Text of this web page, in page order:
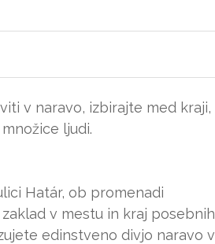
v naravo, izbirajte med kraji,
ljudi.
Határ, ob promenadi
v mestu in kraj posebnih
edinstveno divjo naravo v